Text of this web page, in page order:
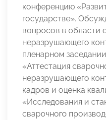
конференцию
государстве».
вопросов в области
неразрушающего
пленарном
«Аттестация
неразрушающего
кадров и оценка
«Исследования и
сварочного